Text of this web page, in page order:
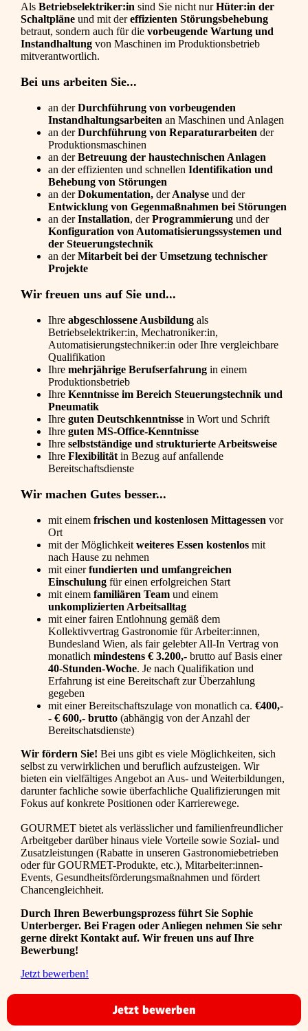
Als Betriebselektriker:in sind Sie nicht nurHüter:in der
Schaltpläne und mit dereffizienten Störungsbehebung
betraut, sondern auch für die vorbeugende Wartung und
Instandhaltung von Maschinen im Produktionsbetrieb
mitverantwortlich.
Bei uns arbeiten Sie...
an derDurchführung von vorbeugenden
Instandhaltungsarbeiten an Maschinen und Anlagen
an derDurchführung von Reparaturarbeiten der
Produktionsmaschinen
an derBetreuung der haustechnischen Anlagen
an der effizienten und schnellen Identifikation und
Behebung von Störungen
an derDokumentation, derAnalyse und der
Entwicklung von Gegenmaßnahmen bei Störungen
an derInstallation, derProgrammierung und der
Konfiguration von Automatisierungssystemen und
der Steuerungstechnik
an derMitarbeit bei der Umsetzung technischer
Projekte
Wir freuen uns auf Sie und...
Ihre abgeschlossene Ausbildung als
Betriebselektriker:in, Mechatroniker:in,
Automatisierungstechniker:in oder Ihre vergleichbare
Qualifikation
Ihre mehrjährige Berufserfahrung in einem
Produktionsbetrieb
Ihre Kenntnisse im Bereich Steuerungstechnik und
Pneumatik
Ihre guten Deutschkenntnisse in Wort und Schrift
Ihre guten MS-Office-Kenntnisse
Ihre selbstständige und strukturierte Arbeitsweise
Ihre Flexibilität in Bezug auf anfallende
Bereitschaftsdienste
Wir machen Gutes besser...
mit einem frischen und kostenlosen Mittagessen vor
Ort
mit der Möglichkeit weiteres Essen kostenlos mit
nach Hause zu nehmen
mit einerfundierten und umfangreichen
Einschulung für einen erfolgreichen Start
mit einem familiären Team und einem
unkomplizierten Arbeitsalltag
mit einer fairen Entlohnung gemäß dem
Kollektivvertrag Gastronomie für Arbeiter:innen,
Bundesland Wien, als fair gelebter All-In Vertrag von
monatlich mindestens € 3.200,- brutto auf Basis einer
40-Stunden-Woche. Je nach Qualifikation und
Erfahrung ist eine Bereitschaft zur Überzahlung
gegeben
mit einer Bereitschaftszulage von monatlich ca. €400,-
- € 600,- brutto (abhängig von der Anzahl der
Bereitschatsdienste)
Wir fördern Sie! Bei uns gibt es viele Möglichkeiten, sich
selbst zu verwirklichen und beruflich aufzusteigen. Wir
bieten ein vielfältiges Angebot an Aus- und Weiterbildungen,
darunter fachliche sowie überfachliche Qualifizierungen mit
Fokus auf konkrete Positionen oder Karrierewege.
GOURMET bietet als verlässlicher und familienfreundlicher
Arbeitgeber darüber hinaus viele Vorteile sowie Sozial- und
Zusatzleistungen (Rabatte in unseren Gastronomiebetrieben
oder für GOURMET-Produkte, etc.), Mitarbeiter:innen-
Events, Gesundheitsförderungsmaßnahmen und fördert
Chancengleichheit.
Durch Ihren Bewerbungsprozess führt Sie Sophie
Unterberger. Bei Fragen oder Anliegen nehmen Sie sehr
gerne direkt Kontakt auf. Wir freuen uns auf Ihre
Bewerbung!
Jetzt bewerben!
Jetzt bewerben